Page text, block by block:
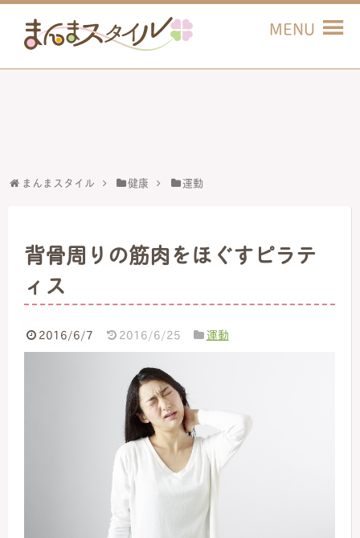
まんまスタイル 健康 運動
背骨周りの筋肉をほぐすピラテ
ィス
2016/6/7 2016/6/25 運動